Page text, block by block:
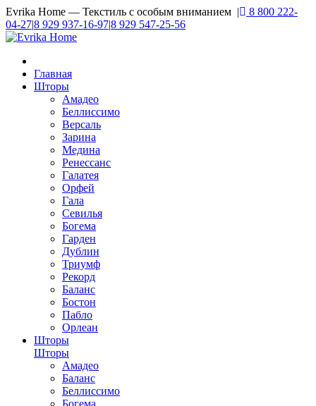
Evrika Home — Текстиль с особым вниманием |
8 800 222-
04-27|8 929 937-16-97|8 929 547-25-56
Главная
Шторы
Амадео
Беллиссимо
Версаль
Зарина
Медина
Ренессанс
Галатея
Орфей
Гала
Севилья
Богема
Гарден
Дублин
Триумф
Рекорд
Баланс
Бостон
Пабло
Орлеан
Шторы
Шторы
Амадео
Баланс
Беллиссимо
Богема